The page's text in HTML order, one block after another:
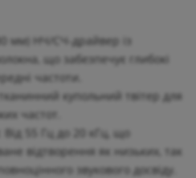
мм) НЧ/СЧ-драйвер із
що забезпечує глибокі
частоти.
купольний твітер для
частот.
Від 55 Гц до 20 кГц, що
відтворення як низьких, так
звукового досвіду.